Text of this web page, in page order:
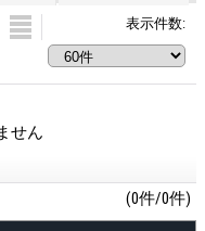
表示件数:
せん
(0件/0件)